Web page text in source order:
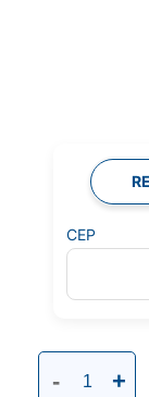
- +
CEP